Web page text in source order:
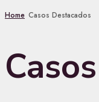
Home Casos Destacados